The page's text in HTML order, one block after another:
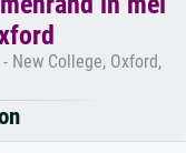
New College, Oxford,